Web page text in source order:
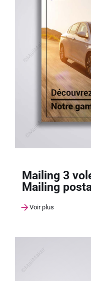
Mailing 3
Mailing
Voir plus